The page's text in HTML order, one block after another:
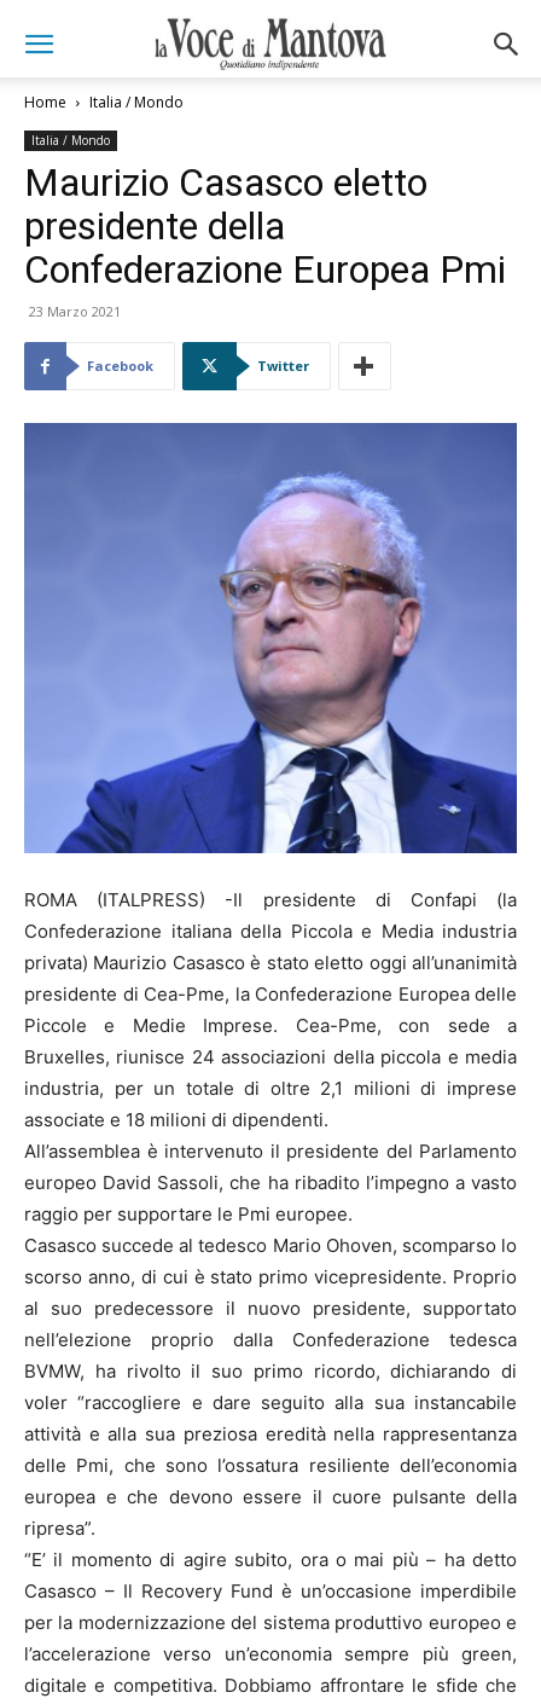
Home Italia / Mondo
Italia / Mondo
Maurizio Casasco eletto
presidente della
Confederazione Europea Pmi
23 Marzo 2021
Facebook Twitter
ROMA (ITALPRESS) -Il presidente di Confapi (la
Confederazione italiana della Piccola e Media industria
privata) Maurizio Casasco è stato eletto oggi all’unanimità
presidente di Cea-Pme, la Confederazione Europea delle
Piccole e Medie Imprese. Cea-Pme, con sede a
Bruxelles, riunisce 24 associazioni della piccola e media
industria, per un totale di oltre 2,1 milioni di imprese
associate e 18 milioni di dipendenti.
All’assemblea è intervenuto il presidente del Parlamento
europeo David Sassoli, che ha ribadito l’impegno a vasto
raggio per supportare le Pmi europee.
Casasco succede al tedesco Mario Ohoven, scomparso lo
scorso anno, di cui è stato primo vicepresidente. Proprio
al suo predecessore il nuovo presidente, supportato
nell’elezione proprio dalla Confederazione tedesca
BVMW, ha rivolto il suo primo ricordo, dichiarando di
voler “raccogliere e dare seguito alla sua instancabile
attività e alla sua preziosa eredità nella rappresentanza
delle Pmi, che sono l’ossatura resiliente dell’economia
europea e che devono essere il cuore pulsante della
ripresa”.
“E’ il momento di agire subito, ora o mai più – ha detto
Casasco – Il Recovery Fund è un’occasione imperdibile
per la modernizzazione del sistema produttivo europeo e
l’accelerazione verso un’economia sempre più green,
digitale e competitiva. Dobbiamo affrontare le sfide che